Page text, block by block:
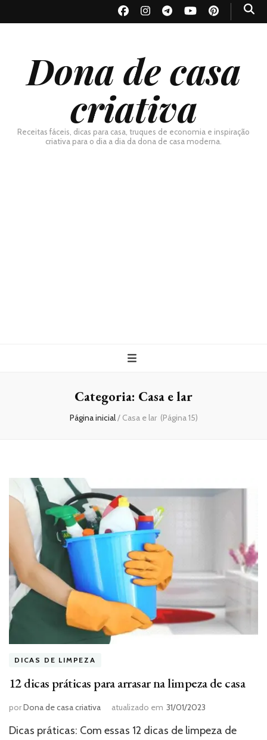
Dona de casa
criativa
Receitas fáceis, dicas para casa, truques de economia e inspiração
criativa para o dia a dia da dona de casa moderna.
Categoria: Casa e lar
Página inicial/ Casa e lar (Página 15)
DICAS DE LIMPEZA
12 dicas práticas para arrasar na limpeza de casa
porDona de casa criativa atualizado em 31/01/2023
Dicas práticas: Com essas 12 dicas de limpeza de